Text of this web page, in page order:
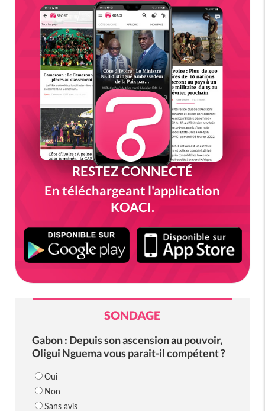
RESTEZ CONNECTÉ
En téléchargeant l'application
KOACI.
SONDAGE
Gabon : Depuis son ascension au pouvoir,
Oligui Nguema vous parait-il compétent ?
Oui
Non
Sans avis